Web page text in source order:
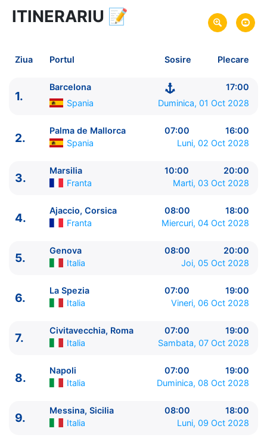
25 zile vacanta de croaziera in
Marea Mediterana de Vest si Est -
link oferta
Plecare pe 01 Oct 2028 din Barcelona, Spania
Princess Cruises
Ziua | Portul | Sosire - Plecare
----------------------------------------
2.
Palma de Mallorca Spania
07:00 - 16:00
Marsilia Franta
10:00 - 20:00
5.
Genova Italia
La Spezia
Civitavecchia, Roma
07:00 - 19:00
8.
Napoli Italia
ITINERARIU 📝
Ziua Portul Sosire Plecare
1.
Barcelona
17:00
Spania
Duminica, 01 Oct 2028
2.
Palma de Mallorca 07:00
16:00
Spania
Luni, 02 Oct 2028
3.
Marsilia 10:00
20:00
Franta
Marti, 03 Oct 2028
4.
Ajaccio, Corsica 08:00
18:00
Franta
Miercuri, 04 Oct 2028
5.
Genova 08:00
20:00
Italia
Joi, 05 Oct 2028
6.
La Spezia 07:00
19:00
Italia
Vineri, 06 Oct 2028
7.
Civitavecchia, Roma 07:00
19:00
Italia
Sambata, 07 Oct 2028
8.
Napoli 07:00
19:00
Italia
Duminica, 08 Oct 2028
9.
Messina, Sicilia 08:00
18:00
Italia
Luni, 09 Oct 2028